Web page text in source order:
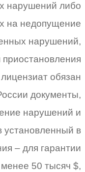
нарушений либо
на недопущение
нарушений,
обязан
документы,
нарушений и
установленный в
– для гарантии
50 тысяч $,